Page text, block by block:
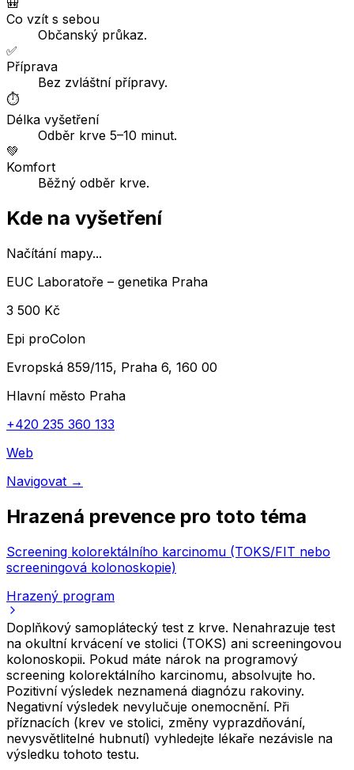
Co vzít s sebou
Občanský průkaz.
✅
Příprava
Bez zvláštní přípravy.
⏱️
Délka vyšetření
Odběr krve 5–10 minut.
💚
Komfort
Běžný odběr krve.
Kde na vyšetření
Načítání mapy...
EUC Laboratoře – genetika Praha
3 500 Kč
Epi proColon
Evropská 859/115, Praha 6, 160 00
Hlavní město Praha
+420 235 360 133
Web
Navigovat →
Hrazená prevence pro toto téma
Screening kolorektálního karcinomu (TOKS/FIT nebo
screeningová kolonoskopie)
Hrazený program
Doplňkový samoplátecký test z krve. Nenahrazuje test
na okultní krvácení ve stolici (TOKS) ani screeningovou
kolonoskopii. Pokud máte nárok na programový
screening kolorektálního karcinomu, absolvujte ho.
Pozitivní výsledek neznamená diagnózu rakoviny.
Negativní výsledek nevylučuje onemocnění. Při
příznacích (krev ve stolici, změny vyprazdňování,
nevysvětlitelné hubnutí) vyhledejte lékaře nezávisle na
výsledku tohoto testu.